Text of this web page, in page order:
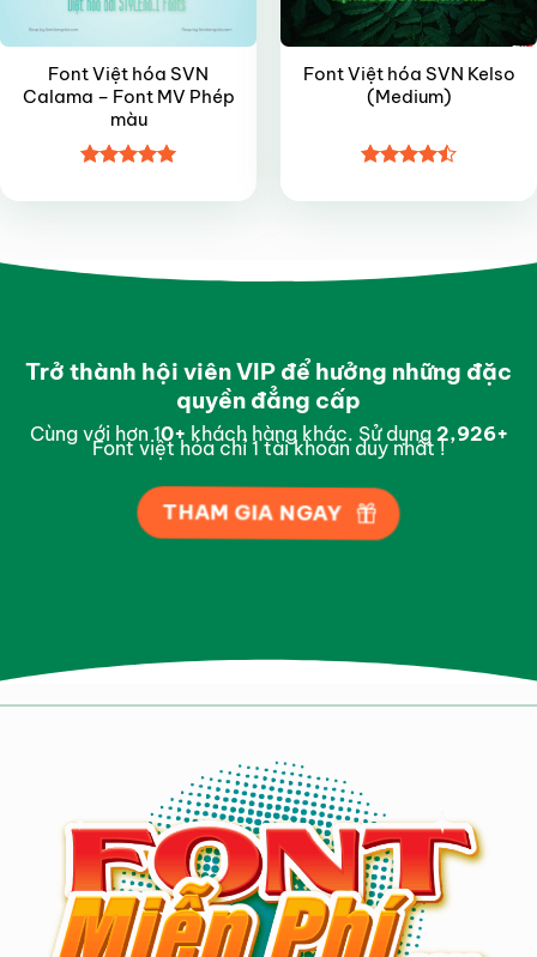
Font Việt hóa SVN
Calama – Font MV Phép
màu
hạng55
Font Việt hóa SVN Kelso
(Medium)
hạng4.5
Trở thành hội viên VIP để hưởng những đặc
quyền đẳng cấp
Cùng với hơn 10+ khách hàng khác. Sử dụng 2,994+
Font việt hóa chỉ 1 tài khoản duy nhất !
THAM GIA NGAY